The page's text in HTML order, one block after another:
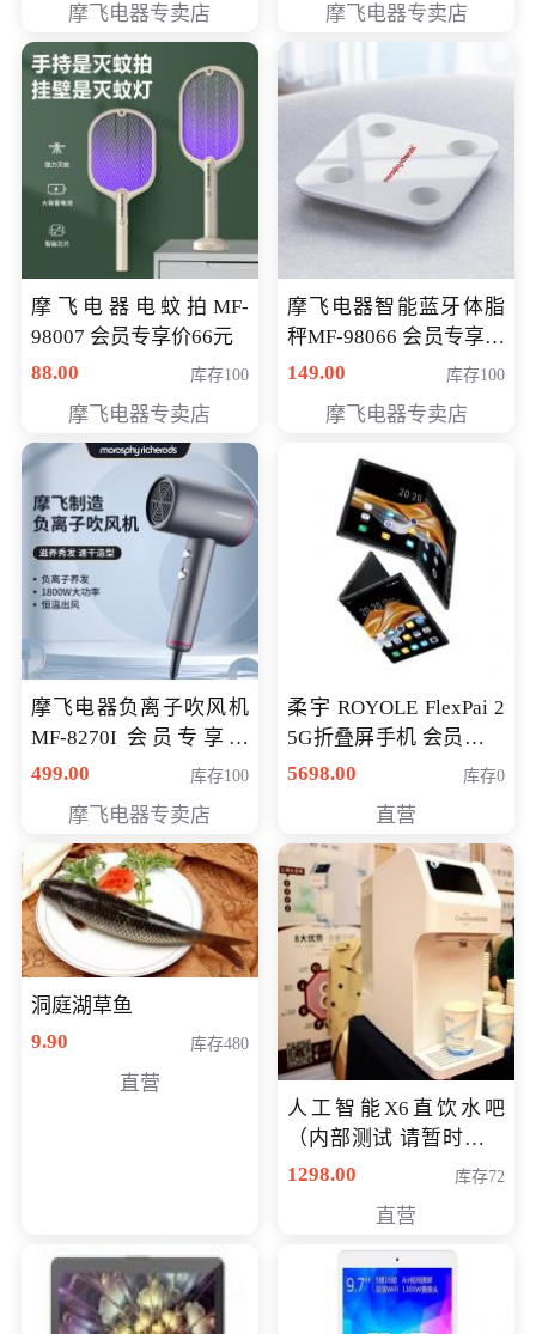
摩飞电器专卖店 摩飞电器专卖店
摩飞电器电蚊拍MF-
98007 会员专享价66元
88.00
库存100
摩飞电器专卖店
摩飞电器智能蓝牙体脂
秤MF-98066 会员专享价
98元
149.00 库存100
摩飞电器专卖店
摩飞电器负离子吹风机
MF-8270I 会员专享价
369元
499.00 库存100
摩飞电器专卖店
柔宇 ROYOLE FlexPai 2
5G折叠屏手机 会员专享
购买价格 4998元
5698.00 库存0
直营
洞庭湖草鱼
9.90
库存480
直营
人工智能X6直饮水吧
（内部测试 请暂时不要
购买）
1298.00 库存72
直营